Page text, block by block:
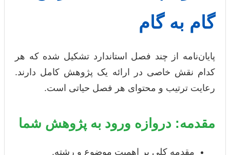
گام به گام
پایان‌نامه از چند فصل استاندارد تشکیل شده که هر
کدام نقش خاصی در ارائه یک پژوهش کامل دارند.
رعایت ترتیب و محتوای هر فصل حیاتی است.
مقدمه: دروازه ورود به پژوهش شما
مقدمه کلی بر اهمیت موضوع و رشته.